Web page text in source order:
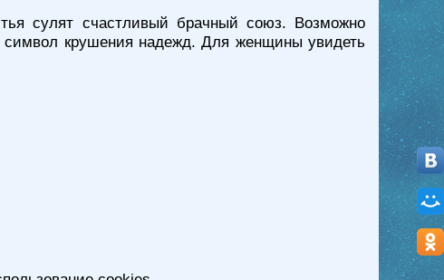
сулят счастливый брачный союз. Возможно
символ крушения надежд. Для женщины увидеть